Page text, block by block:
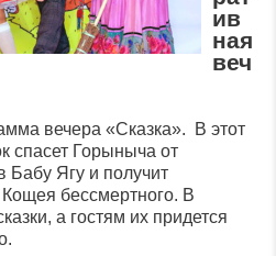
ив
ная
веч
вечера «Сказка». В этот
спасет Горыныча от
Бабу Ягу и получит
бессмертного. В
а гостям их придется